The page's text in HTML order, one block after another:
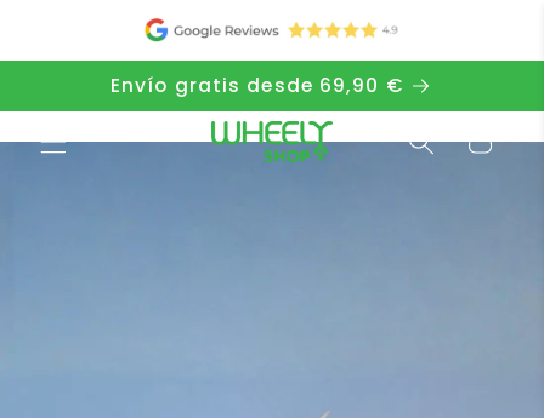
Envío gratis desde 69,90 €
Carro
de la